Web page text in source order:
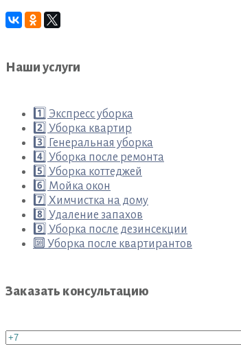
Наши услуги
1️⃣ Экспресс уборка
2️⃣ Уборка квартир
3️⃣ Генеральная уборка
4️⃣ Уборка после ремонта
5️⃣ Уборка коттеджей
6️⃣ Мойка окон
7️⃣ Химчистка на дому
8️⃣ Удаление запахов
9️⃣ Уборка после дезинсекции
🔟 Уборка после квартирантов
Заказать консультацию